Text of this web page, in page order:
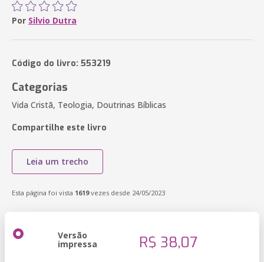
Por Silvio Dutra
Código do livro: 553219
Categorias
Vida Cristã, Teologia, Doutrinas Bíblicas
Compartilhe este livro
Leia um trecho
Esta página foi vista 1619vezes desde 24/05/2023
Versão
impressa R$ 38,07